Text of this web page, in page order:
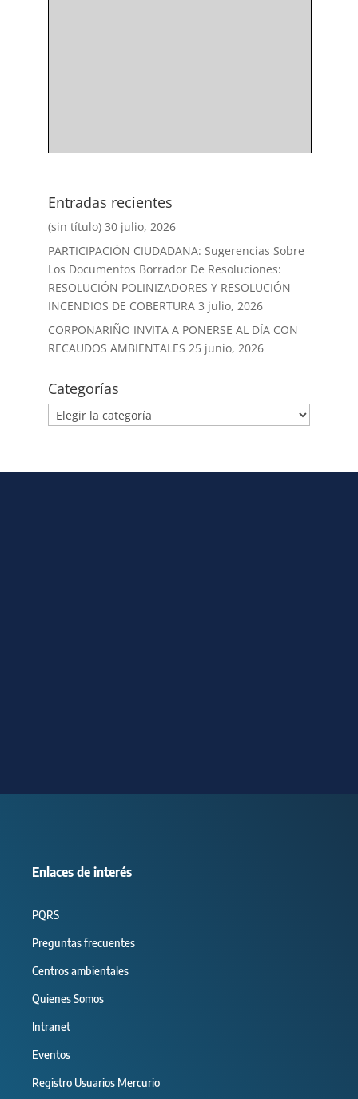
Entradas recientes
(sin título) 30 julio, 2026
PARTICIPACIÓN CIUDADANA: Sugerencias Sobre
Los Documentos Borrador De Resoluciones:
RESOLUCIÓN POLINIZADORES Y RESOLUCIÓN
INCENDIOS DE COBERTURA 3 julio, 2026
CORPONARIÑO INVITA A PONERSE AL DÍA CON
RECAUDOS AMBIENTALES 25 junio, 2026
Categorías
Enlaces de interés
PQRS
Preguntas frecuentes
Centros ambientales
Quienes Somos
Intranet
Eventos
Registro Usuarios Mercurio